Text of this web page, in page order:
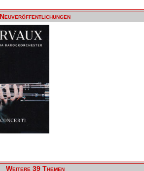
Neuveröffentlichungen
Weitere 39 Themen